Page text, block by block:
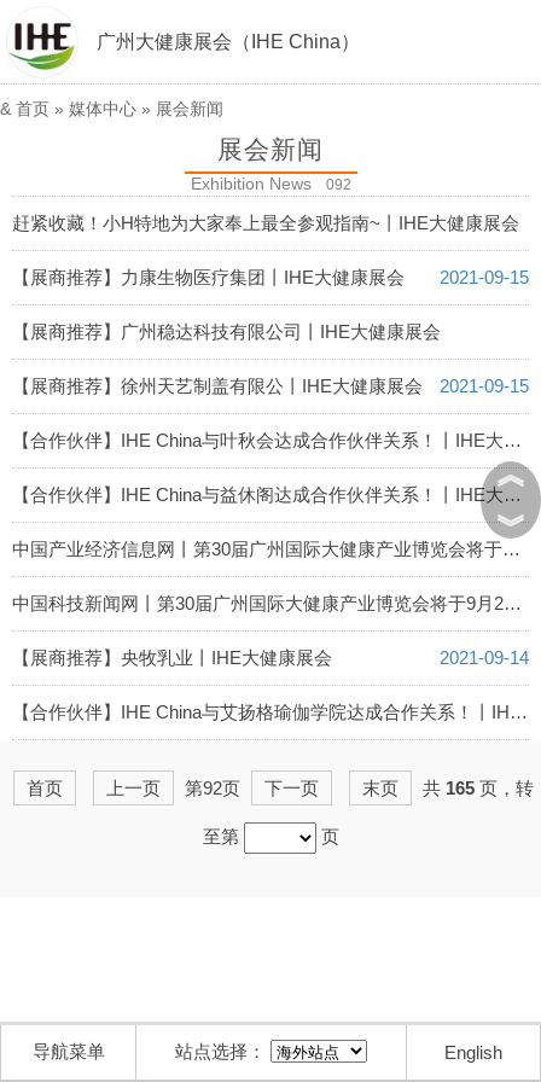
广州大健康展会（IHE China）
& 首页 » 媒体中心 » 展会新闻
展会新闻
Exhibition News 092
赶紧收藏！小H特地为大家奉上最全参观指南~丨IHE大健康展会
2021-09-15
【展商推荐】力康生物医疗集团丨IHE大健康展会 2021-09-15
【展商推荐】广州稳达科技有限公司丨IHE大健康展会
2021-09-15
【展商推荐】徐州天艺制盖有限公丨IHE大健康展会 2021-09-15
【合作伙伴】IHE China与叶秋会达成合作伙伴关系！丨IHE大健康展会
2021-09-15
【合作伙伴】IHE China与益休阁达成合作伙伴关系！丨IHE大健康展会
2021-09-15
中国产业经济信息网丨第30届广州国际大健康产业博览会将于9月24-26日盛大举办
2021-09-15
中国科技新闻网丨第30届广州国际大健康产业博览会将于9月24-26日盛大举办
2021-09-15
【展商推荐】央牧乳业丨IHE大健康展会 2021-09-14
【合作伙伴】IHE China与艾扬格瑜伽学院达成合作关系！丨IHE大健康展会
首页
上一页 第92页 下一页 末页 共 165 页，转
至第 页
︽
︾
导航菜单 站点选择： English